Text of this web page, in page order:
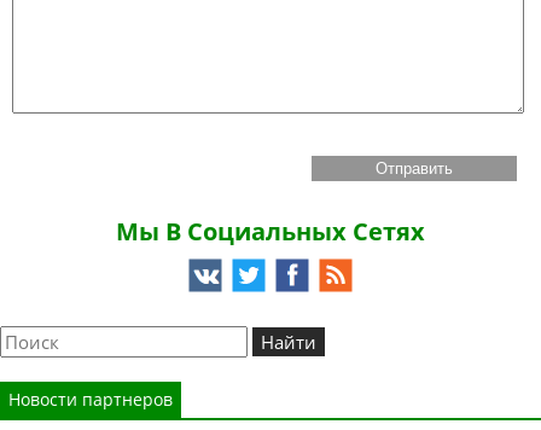
Мы В Социальных Сетях
Новости партнеров